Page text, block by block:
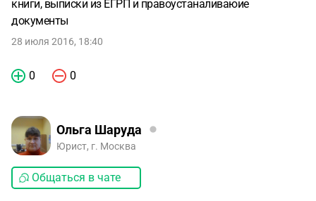
книги, выписки из ЕГРП и правоустаналиваюие
документы
28 июля 2016, 18:40
0 0
Ольга Шаруда
Юрист, г. Москва
Общаться в чате